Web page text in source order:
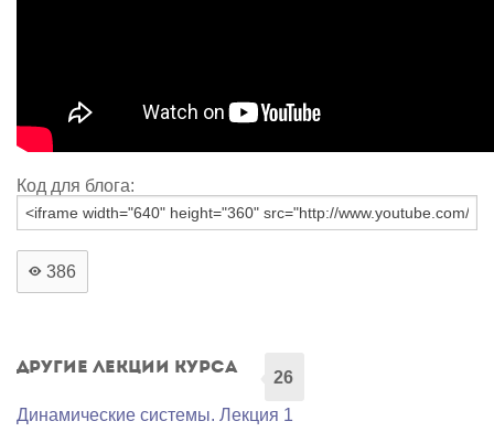
Код для блога:
386
Другие лекции курса
26
Динамические системы. Лекция 1